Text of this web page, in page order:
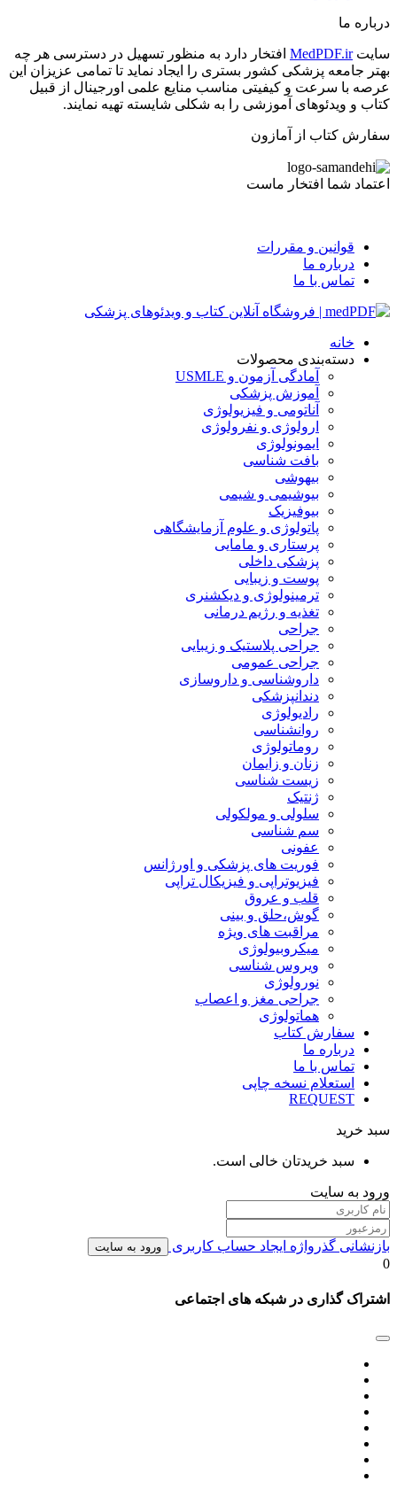
درباره ما
سایتMedPDF.ir افتخار دارد به منظور تسهیل در دسترسی هر چه
بهتر جامعه پزشکی کشور بستری را ایجاد نماید تا تمامی عزیزان این
عرصه با سرعت و کیفیتی مناسب منایع علمی اورجینال از قبیل
کتاب و ویدئوهای آموزشی را به شکلی شایسته تهیه نمایند.
سفارش کتاب از آمازون
اعتماد شما افتخار ماست
قوانین و مقررات
درباره ما
تماس با ما
خانه
دسته‌بندی محصولات
آمادگی آزمون و USMLE
آموزش پزشکی
آناتومی و فیزیولوژی
ارولوژی و نفرولوژی
ایمونولوژی
بافت شناسی
بیهوشی
بیوشیمی و شیمی
بیوفیزیک
پاتولوژی و علوم آزمایشگاهی
پرستاری و مامایی
پزشکی داخلی
پوست و زیبایی
ترمینولوژی و دیکشنری
تغذیه و رژیم درمانی
جراحی
جراحی پلاستیک و زیبایی
جراحی عمومی
داروشناسی و داروسازی
دندانپزشکی
رادیولوژی
روانشناسی
روماتولوژی
زنان و زایمان
زیست شناسی
ژنتیک
سلولی و مولکولی
سم شناسی
عفونی
فوریت های پزشکی و اورژانس
فیزیوتراپی و فیزیکال تراپی
قلب و عروق
گوش،حلق و بینی
مراقبت های ویژه
میکروبیولوژی
ویروس شناسی
نورولوژی
جراحی مغز و اعصاب
هماتولوژی
سفارش کتاب
درباره ما
تماس با ما
استعلام نسخه چاپی
REQUEST
سبد خرید
سبد خریدتان خالی است.
ورود به سایت
بازنشانی گذرواژه ایجاد حساب کاربری ورود به سایت
0
اشتراک گذاری در شبکه های اجتماعی